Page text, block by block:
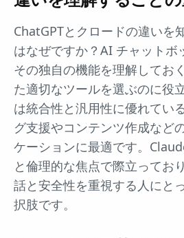
ChatGPTとクロードの違いを
はなぜですか？AI チャットボ
その独自の機能を理解してお
た適切なツールを選ぶのに役
は統合性と汎用性に優れてい
グ支援やコンテンツ作成など
ケーションに最適です。
と倫理的な焦点で際立ってお
話と安全性を重視する人にと
択肢です。